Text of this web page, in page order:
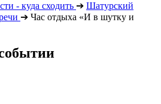
- куда сходить ➔ Шатурский
➔ Час отдыха «И в шутку и